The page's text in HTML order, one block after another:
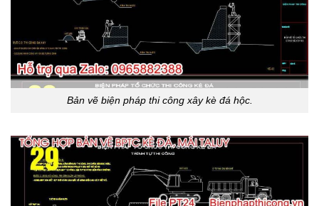
Bản vẽ biện pháp thi công xây kè đá hộc.